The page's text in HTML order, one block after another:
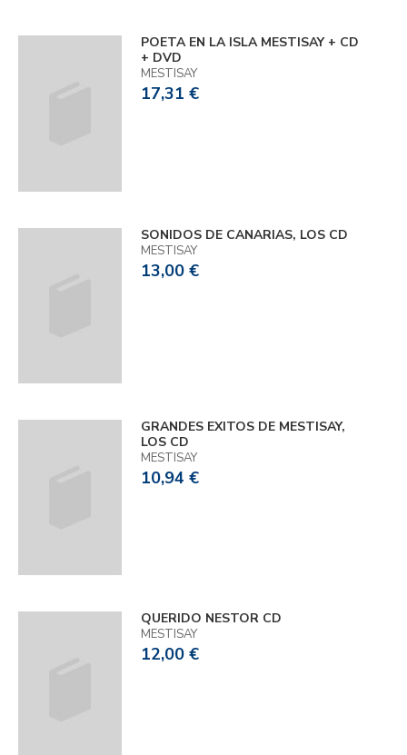
POETA EN LA ISLA MESTISAY + CD
+ DVD
MESTISAY
17,31 €
SONIDOS DE CANARIAS, LOS CD
MESTISAY
13,00 €
GRANDES EXITOS DE MESTISAY,
LOS CD
MESTISAY
10,94 €
QUERIDO NESTOR CD
MESTISAY
12,00 €